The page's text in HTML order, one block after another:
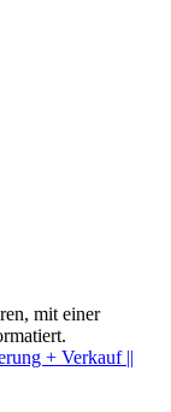
mit einer
+ Verkauf ||